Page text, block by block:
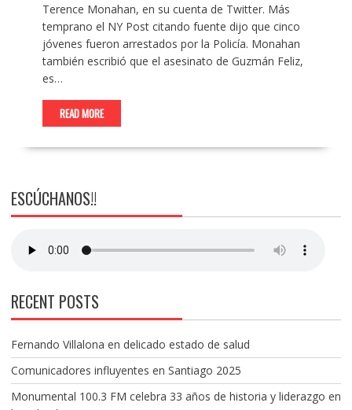
Terence Monahan, en su cuenta de Twitter. Más
temprano el NY Post citando fuente dijo que cinco
jóvenes fueron arrestados por la Policía. Monahan
también escribió que el asesinato de Guzmán Feliz,
es…
READ MORE
ESCÚCHANOS!!
RECENT POSTS
Fernando Villalona en delicado estado de salud
Comunicadores influyentes en Santiago 2025
Monumental 100.3 FM celebra 33 años de historia y liderazgo en